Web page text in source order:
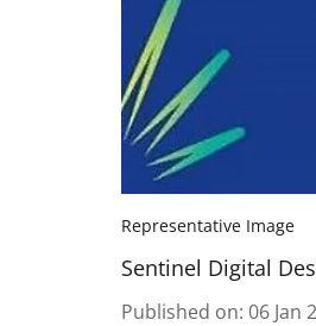
Representative Image
Sentinel Digital
Published on: 06 Jan